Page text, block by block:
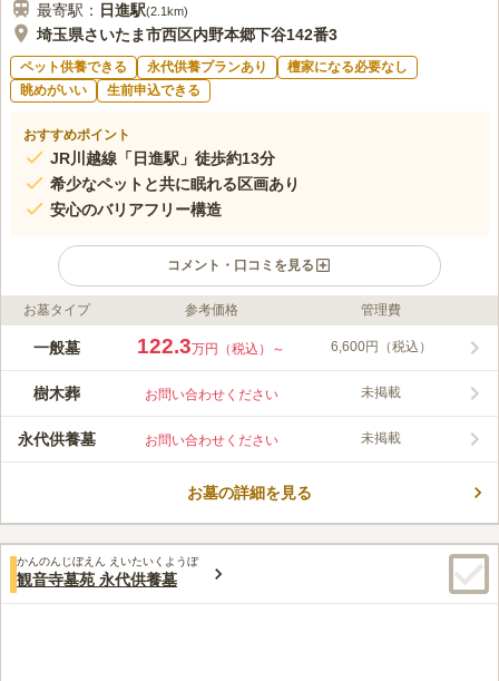
最寄駅： 日進駅(2.1km)
埼玉県さいたま市西区内野本郷下谷142番3
ペット供養できる 永代供養プランあり
檀家になる必要なし
眺めがいい
生前申込できる
おすすめポイント
JR川越線「日進駅」徒歩約13分
希少なペットと共に眠れる区画あり
安心のバリアフリー構造
コメント・口コミを見る
ライフドット編集部のコメント
新大宮バイパス宮前インターから車で約3分、国道16号線沿い、
霊園です。広々とした駐車場も完備されておりますので混雑する
時期でも安心です。 区画は、一般墓地・永代供養墓・緑地付ゆ
心ですが、和型墓石やデザイン墓石も選べます。 継承者がいな
い方でも安心して利用することができます。また、ぺットと共に
眠れる区画もあるので、大切なペットも同じお墓で手厚く供養す
ホームセンターや食事処があり便利です。供え物はホームセンタ
ーで購入しています。墓参り後は食事処でのんびりします。
口コミの続きを読む
お墓タイプ 参考価格 管理費
一般墓 122.3万円（税込）～ 6,600円（税込）
樹木葬 お問い合わせください 未掲載
永代供養墓 お問い合わせください 未掲載
お墓の詳細を見る
かんのんじぼえん えいたいくようぼ
観音寺墓苑 永代供養墓